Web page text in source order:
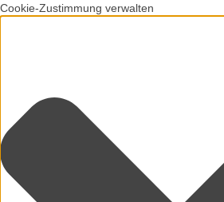
Cookie-Zustimmung verwalten